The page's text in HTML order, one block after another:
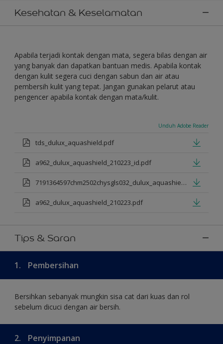
Kesehatan & Keselamatan
Apabila terjadi kontak dengan mata, segera bilas dengan air
yang banyak dan dapatkan bantuan medis. Apabila kontak
dengan kulit segera cuci dengan sabun dan air atau
pembersih kulit yang tepat. Jangan gunakan pelarut atau
pengencer apabila kontak dengan mata/kulit.
Unduh Adobe Reader
tds_dulux_aquashield.pdf
a962_dulux_aquashield_210223_id.pdf
7191364597chm2502chysgls032_dulux_aquashield.pdf
a962_dulux_aquashield_210223.pdf
Tips & Saran
1. Pembersihan
Bersihkan sebanyak mungkin sisa cat dari kuas dan rol
sebelum dicuci dengan air bersih.
2. Penyimpanan